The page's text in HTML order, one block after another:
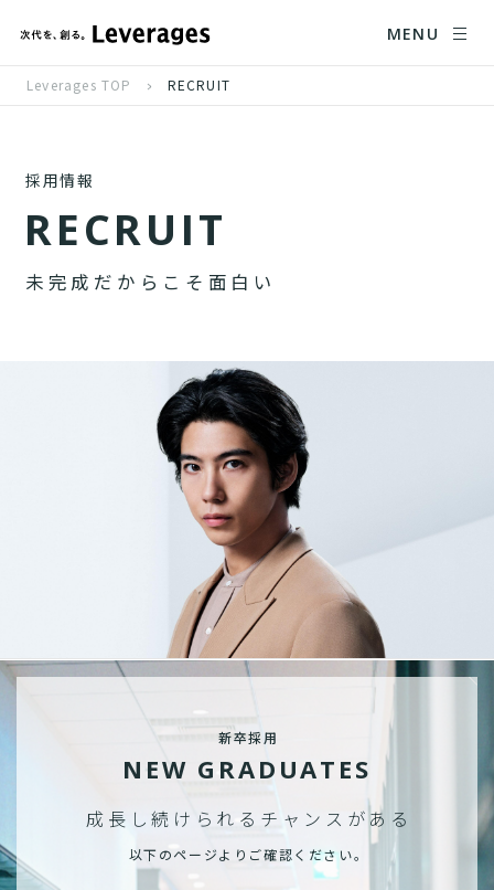
MENU
Leverages TOP RECRUIT
採用情報
RECRUIT
未 完 成 だ か ら こ そ 面 白 い
新卒採用
NEW GRADUATES
成長し続けられる チャンスがある
以下のページよりご確認ください。